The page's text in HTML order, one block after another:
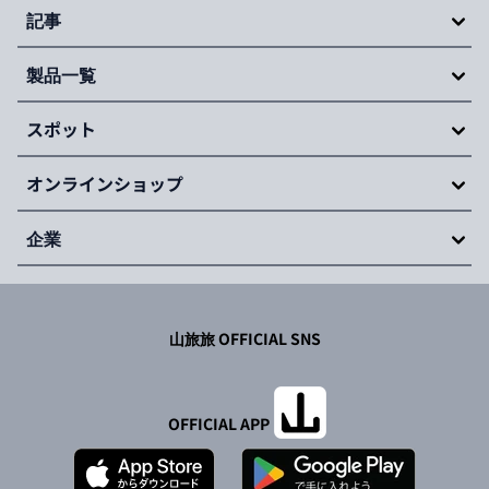
20
記事
製品一覧
スポット
オンラインショップ
企業
山旅旅 OFFICIAL SNS
OFFICIAL APP